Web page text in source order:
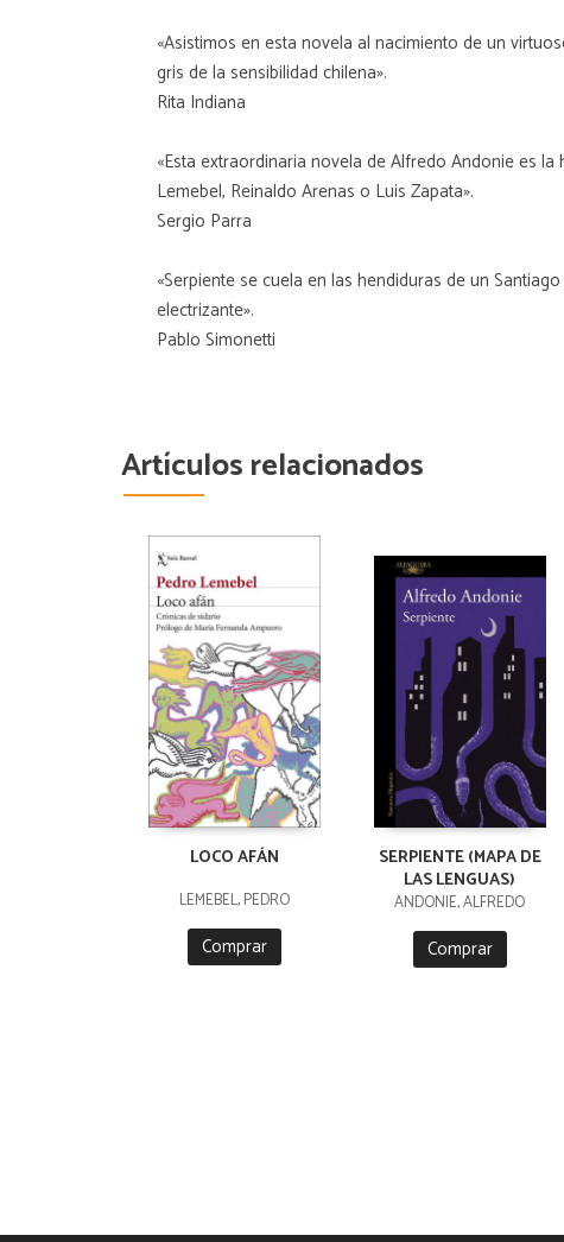
«Asistimos en esta novela al nacimiento de un
gris de la sensibilidad chilena».
Rita Indiana
«Esta extraordinaria novela de Alfredo Andonie es
Lemebel, Reinaldo Arenas o Luis Zapata».
Sergio Parra
«Serpiente se cuela en las hendiduras de un
electrizante».
Pablo Simonetti
Artículos relacionados
LOCO AFÁN
LEMEBEL, PEDRO
Comprar
SERPIENTE (MAPA DE
LAS LENGUAS)
ANDONIE, ALFREDO
Comprar